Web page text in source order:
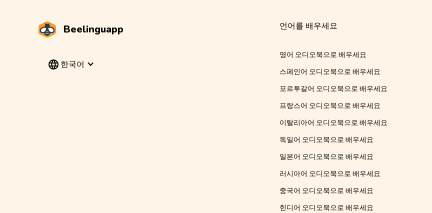
Beelinguapp
한국어
언어를 배우세요
영어 오디오북으로 배우세요
스페인어 오디오북으로 배우세요
포르투갈어 오디오북으로 배우세요
프랑스어 오디오북으로 배우세요
이탈리아어 오디오북으로 배우세요
독일어 오디오북으로 배우세요
일본어 오디오북으로 배우세요
러시아어 오디오북으로 배우세요
중국어 오디오북으로 배우세요
힌디어 오디오북으로 배우세요